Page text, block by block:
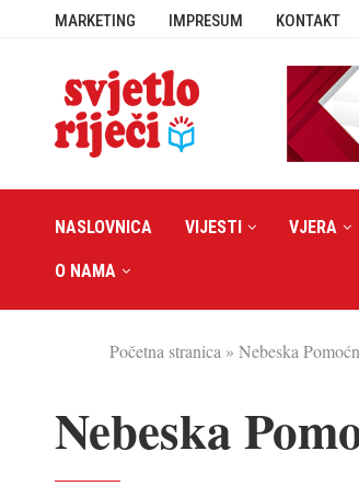
MARKETING IMPRESUM KONTAKT
NASLOVNICA VIJESTI VJERA
O NAMA
Početna stranica » Nebeska
Nebeska